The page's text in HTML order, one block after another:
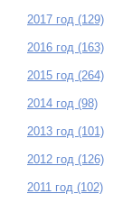
2017 год (129)
2016 год (163)
2015 год (264)
2014 год (98)
2013 год (101)
2012 год (126)
2011 год (102)